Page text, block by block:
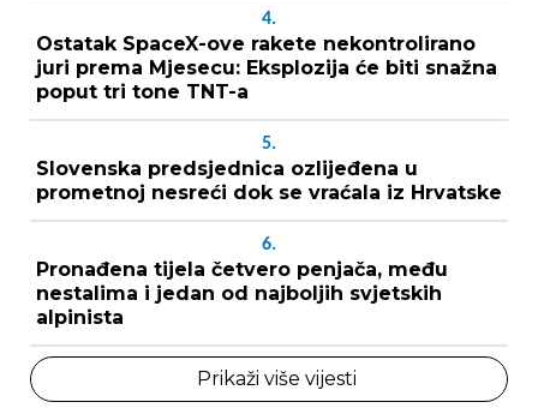
4.
Ostatak SpaceX-ove rakete nekontrolirano
juri prema Mjesecu: Eksplozija će biti snažna
poput tri tone TNT-a
5.
Slovenska predsjednica ozlijeđena u
prometnoj nesreći dok se vraćala iz Hrvatske
6.
Pronađena tijela četvero penjača, među
nestalima i jedan od najboljih svjetskih
alpinista
Prikaži više vijesti